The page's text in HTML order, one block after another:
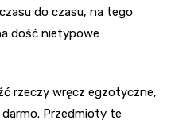
do czasu, na tego
dość nietypowe
rzeczy wręcz egzotyczne,
Przedmioty te